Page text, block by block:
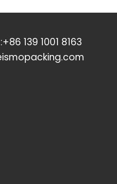
+86 139 1001 8163